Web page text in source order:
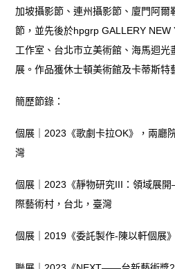
加坡攝影節、連州攝影節、廈門阿爾
節，並先後於hpgrp GALLERY NEW
工作室、台北市立美術館、海馬迴光
展。作品獲休士頓美術館及卡蒂斯特
簡歷節錄：
個展｜2023《歌劇卡拉OK》，兩廳
灣
個展｜2023《靜物研究III：領域展
際藝術村，台北，臺灣
個展｜2019《委託製作-陳以軒個展